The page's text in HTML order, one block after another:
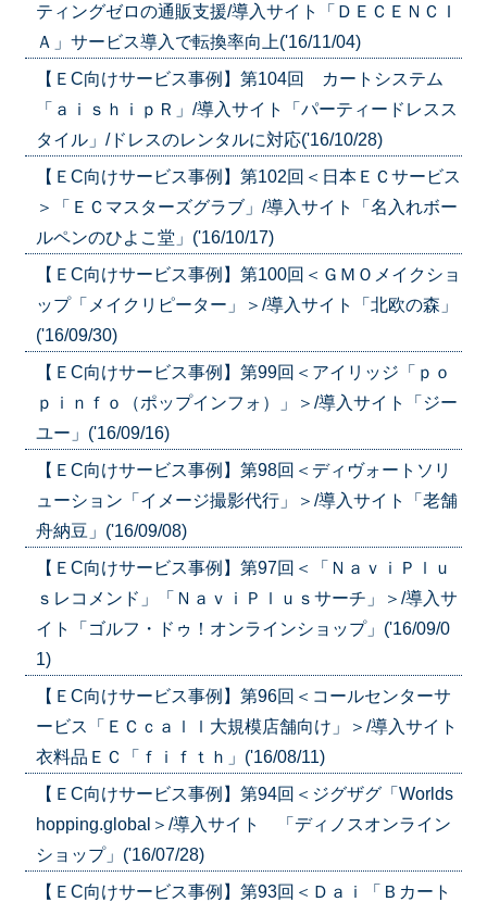
ティングゼロの通販支援/導入サイト「ＤＥＣＥＮＣＩ
Ａ」サービス導入で転換率向上('16/11/04)
【ＥC向けサービス事例】第104回 カートシステム
「ａｉｓｈｉｐＲ」/導入サイト「パーティードレスス
タイル」/ドレスのレンタルに対応('16/10/28)
【ＥC向けサービス事例】第102回＜日本ＥＣサービス
＞「ＥＣマスターズグラブ」/導入サイト「名入れボー
ルペンのひよこ堂」('16/10/17)
【ＥC向けサービス事例】第100回＜ＧＭＯメイクショ
ップ「メイクリピーター」＞/導入サイト「北欧の森」
('16/09/30)
【ＥC向けサービス事例】第99回＜アイリッジ「ｐｏ
ｐｉｎｆｏ（ポップインフォ）」＞/導入サイト「ジー
ユー」('16/09/16)
【ＥC向けサービス事例】第98回＜ディヴォートソリ
ューション「イメージ撮影代行」＞/導入サイト「老舗
舟納豆」('16/09/08)
【ＥC向けサービス事例】第97回＜「ＮａｖｉＰｌｕ
ｓレコメンド」「ＮａｖｉＰｌｕｓサーチ」＞/導入サ
イト「ゴルフ・ドゥ！オンラインショップ」('16/09/0
1)
【ＥC向けサービス事例】第96回＜コールセンターサ
ービス「ＥＣｃａｌｌ大規模店舗向け」＞/導入サイト
衣料品ＥＣ「ｆｉｆｔｈ」('16/08/11)
【ＥC向けサービス事例】第94回＜ジグザグ「Worlds
hopping.global＞/導入サイト 「ディノスオンライン
ショップ」('16/07/28)
【ＥC向けサービス事例】第93回＜Ｄａｉ「Ｂカート